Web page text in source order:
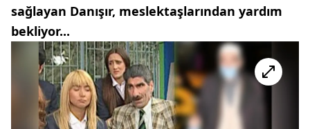
sağlayan Danışır, meslektaşlarından yardım
bekliyor...